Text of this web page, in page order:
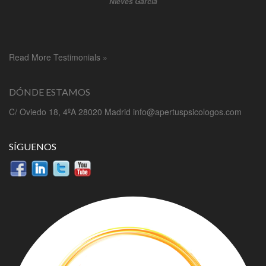
Read More Testimonials »
DÓNDE ESTAMOS
C/ Oviedo 18, 4ºA 28020 Madrid info@apertuspsicologos.com
SÍGUENOS